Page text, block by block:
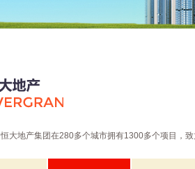
恒大地产集团在280多个城市拥有1300多个项目，